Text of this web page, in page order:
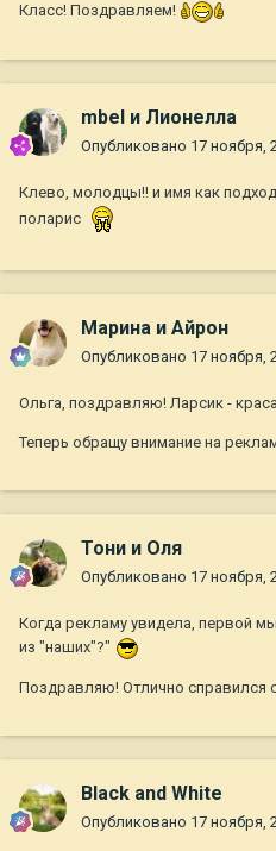
Класс! Поздравляем!
mbel и Лионелла
Опубликовано 17 ноября,
Клево, молодцы!! и имя как
поларис
Марина и Айрон
Опубликовано 17 ноября,
Ольга, поздравляю! Ларсик -
Теперь обращу внимание на
Тони и Оля
Опубликовано 17 ноября,
Когда рекламу увидела, первой
из "наших"?"
Поздравляю! Отлично справился
Black and White
Опубликовано 17 ноября,